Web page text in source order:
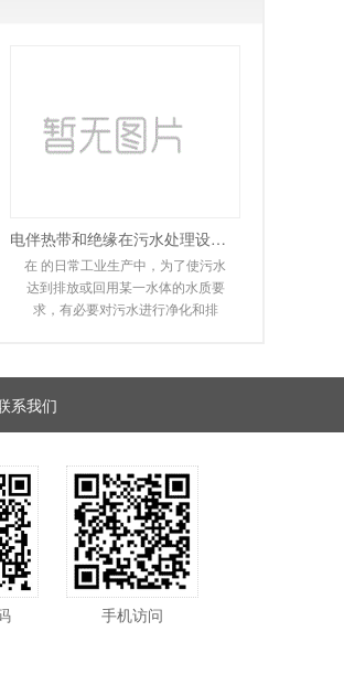
电伴热带和绝缘在污水处理设备中的应用
在 的日常工业生产中，为了使污水
达到排放或回用某一水体的水质要
求，有必要对污水进行净化和排
系我们
手机访问